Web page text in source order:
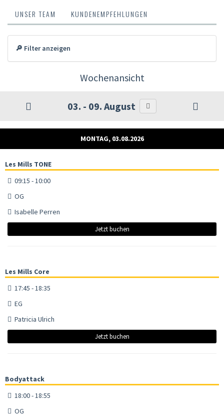
UNSER TEAM
KUNDENEMPFEHLUNGEN
🔎 Filter anzeigen
Wochenansicht
03. - 09. August
MONTAG, 03.08.2026
Les Mills TONE
09:15 - 10:00
OG
Isabelle Perren
Jetzt buchen
Les Mills Core
17:45 - 18:35
EG
Patricia Ulrich
Jetzt buchen
Bodyattack
18:00 - 18:55
OG